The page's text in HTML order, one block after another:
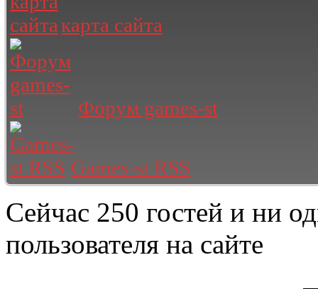
карта сайта
Форум games-st
Games-st RSS
Сейчас 250 гостей и ни
пользователя на сайте